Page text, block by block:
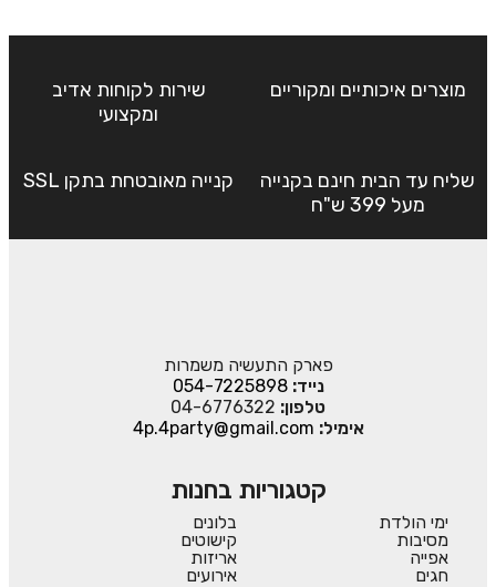
מוצרים איכותיים ומקוריים
שירות לקוחות אדיב
ומקצועי
שליח עד הבית חינם בקנייה
מעל 399 ש"ח
קנייה מאובטחת בתקן SSL
פארק התעשיה משמרות
נייד:054-7225898
טלפון: 04-6776322
אימיל: 4p.4party@gmail.com
קטגוריות בחנות
ימי הולדת
מסיבות
אפייה
חגים
בלונים
קישוטים
אריזות
אירועים